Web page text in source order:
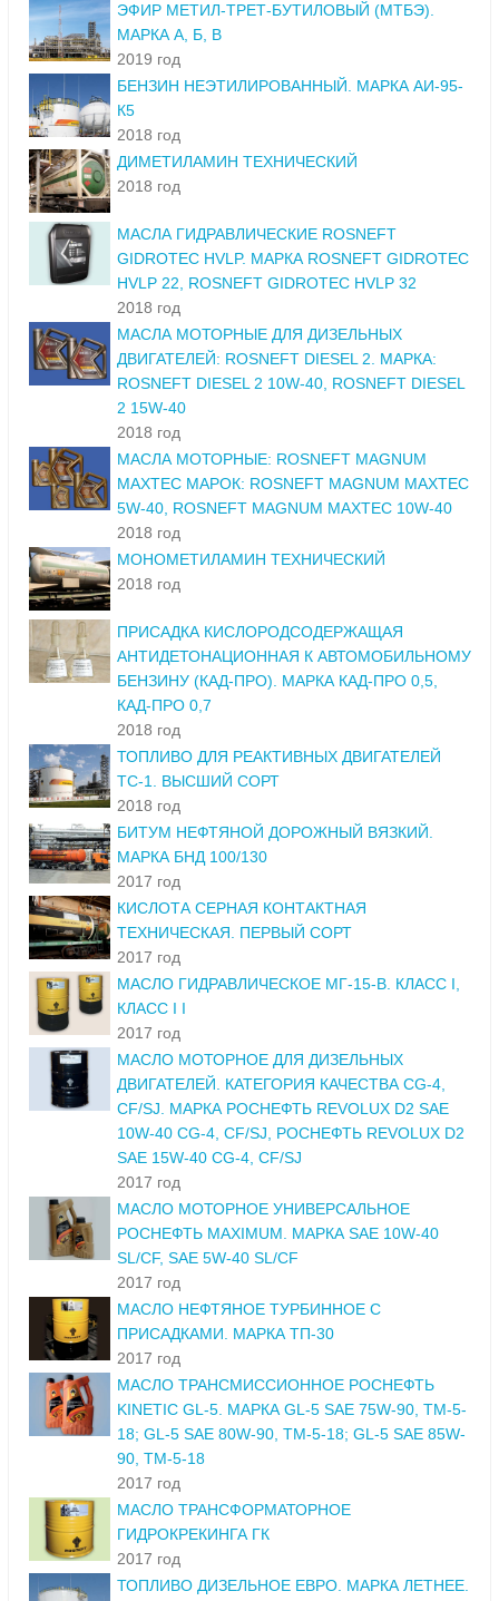
ЭФИР МЕТИЛ-ТРЕТ-БУТИЛОВЫЙ (МТБЭ).
МАРКА А, Б, В
2019 год
БЕНЗИН НЕЭТИЛИРОВАННЫЙ. МАРКА АИ-95-
К5
2018 год
ДИМЕТИЛАМИН ТЕХНИЧЕСКИЙ
2018 год
МАСЛА ГИДРАВЛИЧЕСКИЕ ROSNEFT
GIDROTEC HVLP. МАРКА ROSNEFT GIDROTEC
HVLP 22, ROSNEFT GIDROTEC HVLP 32
2018 год
МАСЛА МОТОРНЫЕ ДЛЯ ДИЗЕЛЬНЫХ
ДВИГАТЕЛЕЙ: ROSNEFT DIESEL 2. МАРКА:
ROSNEFT DIESEL 2 10W-40, ROSNEFT DIESEL
2 15W-40
2018 год
МАСЛА МОТОРНЫЕ: ROSNEFT MAGNUM
MAXTEC МАРОК: ROSNEFT MAGNUM MAXTEC
5W-40, ROSNEFT MAGNUM MAXTEC 10W-40
2018 год
МОНОМЕТИЛАМИН ТЕХНИЧЕСКИЙ
2018 год
ПРИСАДКА КИСЛОРОДСОДЕРЖАЩАЯ
АНТИДЕТОНАЦИОННАЯ К АВТОМОБИЛЬНОМУ
БЕНЗИНУ (КАД-ПРО). МАРКА КАД-ПРО 0,5,
КАД-ПРО 0,7
2018 год
ТОПЛИВО ДЛЯ РЕАКТИВНЫХ ДВИГАТЕЛЕЙ
ТС-1. ВЫСШИЙ СОРТ
2018 год
БИТУМ НЕФТЯНОЙ ДОРОЖНЫЙ ВЯЗКИЙ.
МАРКА БНД 100/130
2017 год
КИСЛОТА СЕРНАЯ КОНТАКТНАЯ
ТЕХНИЧЕСКАЯ. ПЕРВЫЙ СОРТ
2017 год
МАСЛО ГИДРАВЛИЧЕСКОЕ МГ-15-В. КЛАСС I,
КЛАСС I I
2017 год
МАСЛО МОТОРНОЕ ДЛЯ ДИЗЕЛЬНЫХ
ДВИГАТЕЛЕЙ. КАТЕГОРИЯ КАЧЕСТВА CG-4,
CF/SJ. МАРКА РОСНЕФТЬ REVOLUX D2 SAE
10W-40 CG-4, CF/SJ, РОСНЕФТЬ REVOLUX D2
SAE 15W-40 CG-4, CF/SJ
2017 год
МАСЛО МОТОРНОЕ УНИВЕРСАЛЬНОЕ
РОСНЕФТЬ MAXIMUM. МАРКА SAE 10W-40
SL/CF, SAE 5W-40 SL/CF
2017 год
МАСЛО НЕФТЯНОЕ ТУРБИННОЕ С
ПРИСАДКАМИ. МАРКА ТП-30
2017 год
МАСЛО ТРАНСМИССИОННОЕ РОСНЕФТЬ
KINETIC GL-5. МАРКА GL-5 SAE 75W-90, ТМ-5-
18; GL-5 SAE 80W-90, ТМ-5-18; GL-5 SAE 85W-
90, ТМ-5-18
2017 год
МАСЛО ТРАНСФОРМАТОРНОЕ
ГИДРОКРЕКИНГА ГК
2017 год
ТОПЛИВО ДИЗЕЛЬНОЕ ЕВРО. МАРКА ЛЕТНЕЕ.